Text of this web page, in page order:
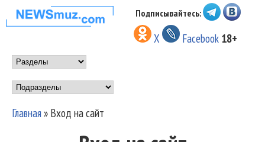
Перейти к основному
содержанию
НОВОСТИ
МУЗЫКИ И
ШОУ БИЗНЕСА
NEWSMUZ.COM
Подписывайтесь:
X Facebook 18+
Main menu
Подразделы
Вы здесь
Главная» Вход на сайт